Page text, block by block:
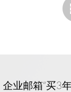
企业邮箱“买3